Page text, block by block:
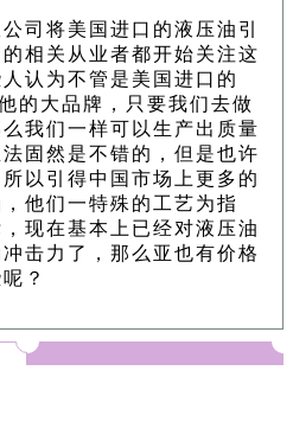
司将美国进口的液压油引
相关从业者都开始关注这
认为不管是美国进口的
的大品牌，只要我们去做
我们一样可以生产出质量
固然是不错的，但是也许
以引得中国市场上更多的
他们一特殊的工艺为指
现在基本上已经对液压油
击力了，那么亚也有价格
？